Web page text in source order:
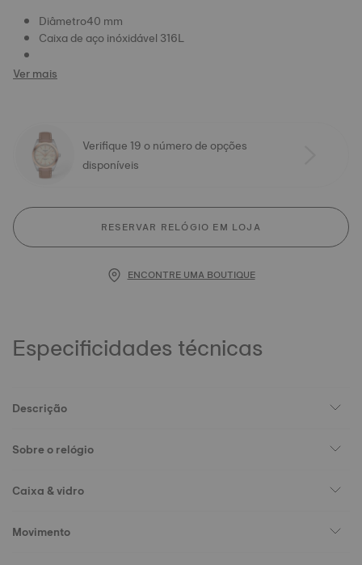
Diâmetro40 mm
Caixa de aço inóxidável 316L
Ver mais
Verifique 19 o número de opções
disponíveis
RESERVAR RELÓGIO EM LOJA
ENCONTRE UMA BOUTIQUE
Especificidades técnicas
Descrição
Sobre o relógio
Caixa & vidro
Movimento